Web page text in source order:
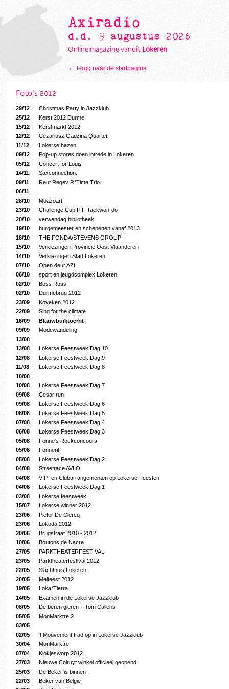
Axiradio
d.d. 9 augustus 2026
Online magazine vanuit Lokeren
← terug naar de startpagina
Foto's 2012
29/12
Christmas Party in Jazzklub
25/12
Kerst 2012 Durme
15/12
Kerstmarkt 2012
12/12
Cezariusz Gadzina Quartet
11/12
Lokerse hazen
09/12
Pop-up stores doen intrede in Lokeren
05/12
Concert for Louis
14/11
Saxconnection.
09/11
Reut Regev R*Time Trio.
06/11
28/10
Moazoart
23/10
Challenge Cup ITF Taekwon-do
20/10
verwendag bibliotheek
19/10
burgemeester en schepenen vanaf 2013
18/10
THE FONDA/STEVENS GROUP
15/10
Verkiezingen Provincie Oost Vlaanderen
14/10
Verkiezingen Stad Lokeren
07/10
Open deur AZL
06/10
sport en jeugdcomplex Lokeren
02/10
Boss Ross
02/10
Durmebrug 2012
23/09
Koveken 2012
22/09
Sing for the climate
16/09
Blauwbuiktoerrit
09/09
Modewandeling
13/08
13/08
Lokerse Feestweek Dag 10
12/08
Lokerse Feestweek Dag 9
11/08
Lokerse Feestweek Dag 8
10/08
10/08
Lokerse Feestweek Dag 7
09/08
Cesar run
09/08
Lokerse Feestweek Dag 6
08/08
Lokerse Feestweek Dag 5
07/08
Lokerse Feestweek Dag 4
06/08
Lokerse Feestweek Dag 3
05/08
Fonne's Rockconcours
05/08
Fonnerit
05/08
Lokerse Feestweek Dag 2
04/08
Streetrace AVLO
04/08
VIP- en Clubarrangementen op Lokerse Feesten
04/08
Lokerse Feestweek Dag 1
03/08
Lokerse feestweek
15/07
Lokerse winner 2012
23/06
Pieter De Clercq
23/06
Lokoda 2012
20/06
Brugstraat 2010 - 2012
10/06
Boutons de Nacre
27/05
PARKTHEATERFESTIVAL.
23/05
Parktheaterfestival 2012
22/05
Slachthuis Lokeren
20/05
Meifeest 2012
19/05
Loka*Tierra
14/05
Examen in de Lokerse Jazzklub
08/05
De beren gieren + Tom Callens
05/05
MonMarktre 2
03/05
02/05
't Mouvement trad op in Lokerse Jazzklub
30/04
MonMarktre
07/04
Klokjesworp 2012
27/03
Nieuwe Colruyt winkel officieel geopend
25/03
De Beker is binnen .
22/03
Beker van Belgie